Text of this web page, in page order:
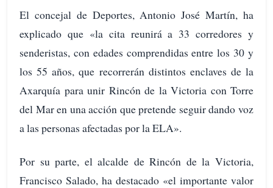
El concejal de Deportes, Antonio José Martín, ha
explicado que «la cita reunirá a 33 corredores y
senderistas, con edades comprendidas entre los 30 y
los 55 años, que recorrerán distintos enclaves de la
Axarquía para unir Rincón de la Victoria con Torre
del Mar en una acción que pretende seguir dando voz
a las personas afectadas por la ELA».
Por su parte, el alcalde de Rincón de la Victoria,
Francisco Salado, ha destacado «el importante valor